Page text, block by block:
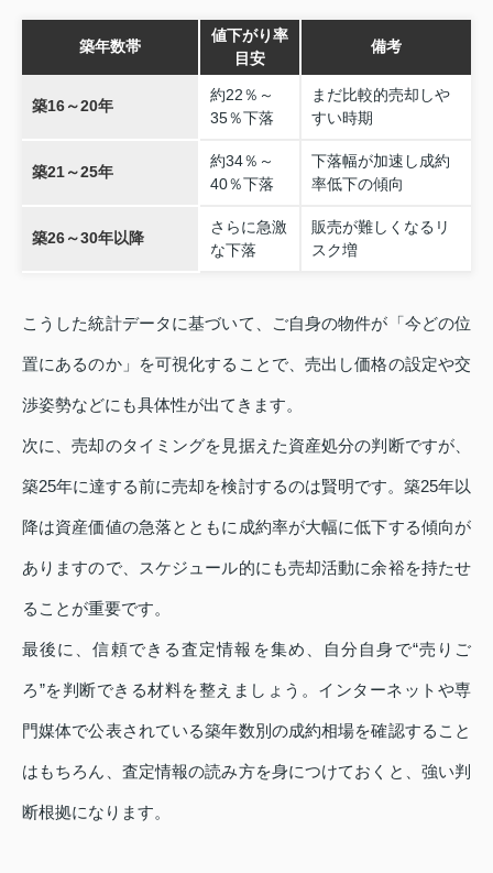
築年数帯
値下がり率
目安
備考
築16～20年
約22％～
35％下落
まだ比較的売却しや
すい時期
築21～25年
約34％～
40％下落
下落幅が加速し成約
率低下の傾向
築26～30年以降
さらに急激
な下落
販売が難しくなるリ
スク増
こうした統計データに基づいて、ご自身の物件が「今どの位
置にあるのか」を可視化することで、売出し価格の設定や交
渉姿勢などにも具体性が出てきます。
次に、売却のタイミングを見据えた資産処分の判断ですが、
築25年に達する前に売却を検討するのは賢明です。築25年以
降は資産価値の急落とともに成約率が大幅に低下する傾向が
ありますので、スケジュール的にも売却活動に余裕を持たせ
ることが重要です。
最後に、信頼できる査定情報を集め、自分自身で“売りご
ろ”を判断できる材料を整えましょう。インターネットや専
門媒体で公表されている築年数別の成約相場を確認すること
はもちろん、査定情報の読み方を身につけておくと、強い判
断根拠になります。